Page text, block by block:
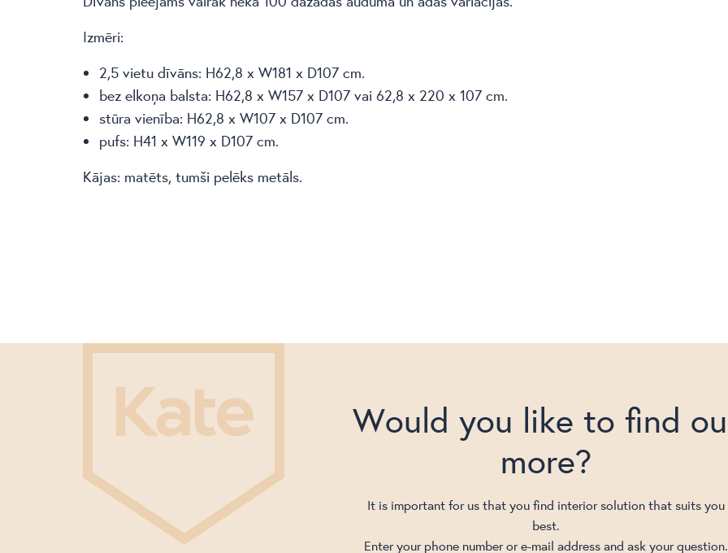
Izmēri:
2,5 vietu dīvāns: H62,8 x W181 x D107 cm.
bez elkoņa balsta: H62,8 x W157 x D107 vai 62,8 x 220 x 107 cm.
stūra vienība: H62,8 x W107 x D107 cm.
pufs: H41 x W119 x D107 cm.
Kājas: matēts, tumši pelēks metāls.
Would you like to find
more?
It is important for us that you find interior solution that suits you
best.
Enter your phone number or e-mail address and ask your question.